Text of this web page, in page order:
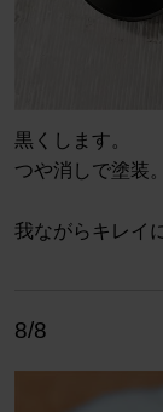
黒くします。
つや消しで塗装。
我ながらキレイ
8/8